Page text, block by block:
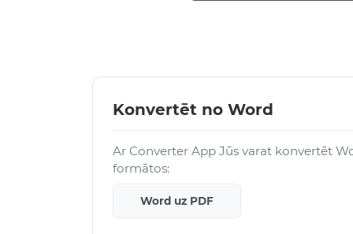
Konvertēt no Word
Ar Converter App Jūs varat konvertēt
formātos:
Word uz PDF